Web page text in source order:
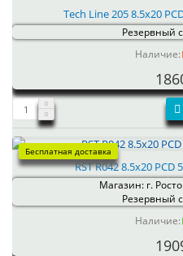
Tech Line 205 8.5x20
Резервный
Наличие:
Бесплатная доставка
RST R042 8.5x20 PCD
Магазин: г.
Резервный
Наличие: